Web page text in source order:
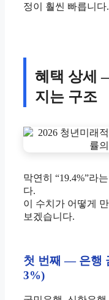
정이 훨씬 빠릅니다.
혜택 상세
지는 구조
막연히 “19.4%”라
다.
이 수치가 어떻게
보겠습니다.
첫 번째 — 은행
3%)